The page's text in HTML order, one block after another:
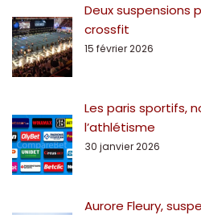
Deux suspensions
crossfit
15 février 2026
Les paris sportifs,
l’athlétisme
30 janvier 2026
Aurore Fleury,